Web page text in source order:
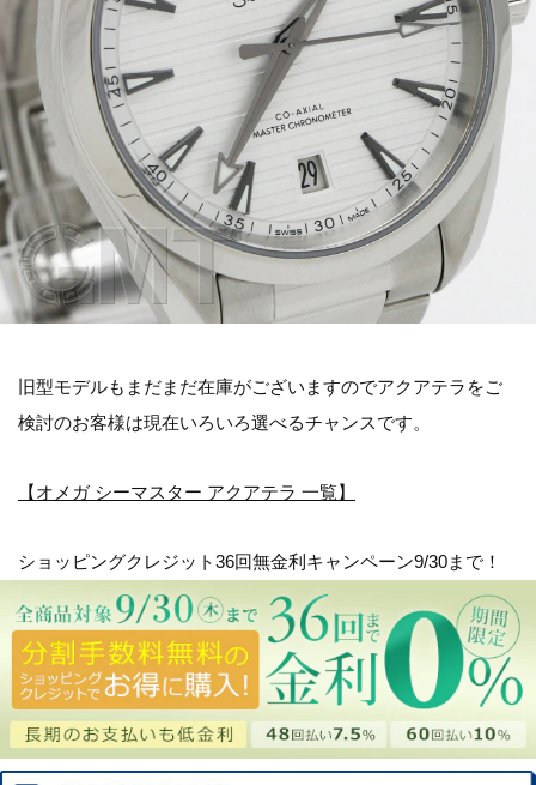
旧型モデルもまだまだ在庫がございますのでアクアテラをご
検討のお客様は現在いろいろ選べるチャンスです。
【オメガ シーマスター アクアテラ 一覧】
ショッピングクレジット36回無金利キャンペーン9/30まで！